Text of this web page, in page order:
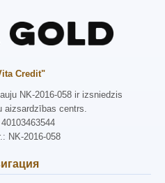
Credit"
NK-2016-058 ir izsniedzis
aizsardzības centrs.
NK-2016-058